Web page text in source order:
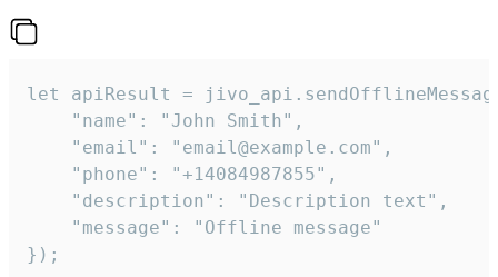
let apiResult =
    "name": "John Smith",
    "email": "email@example.com",
    "phone": "+14084987855",
    "description": "Description text",
    "message": "Offline message"
});